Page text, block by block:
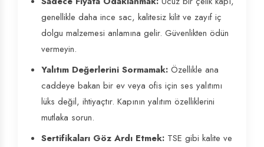
genellikle daha ince sac, kalitesiz kilit ve zayıf iç
dolgu malzemesi anlamına gelir. Güvenlikten ödün
vermeyin.
Yalıtım Değerlerini Sormamak: Özellikle ana
caddeye bakan bir ev veya ofis için ses yalıtımı
lüks değil, ihtiyaçtır. Kapının yalıtım özelliklerini
mutlaka sorun.
Sertifikaları Göz Ardı Etmek: TSE gibi kalite ve